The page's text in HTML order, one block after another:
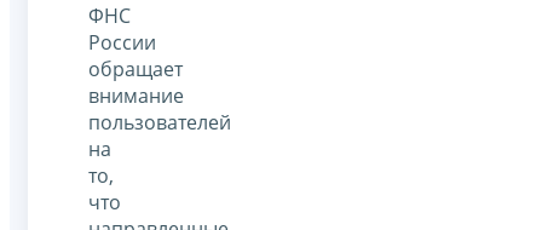
ФНС
России
обращает
внимание
пользователей
на
то,
что